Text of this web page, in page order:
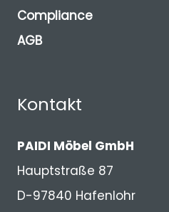
Compliance
AGB
Kontakt
PAIDI Möbel GmbH
Hauptstraße 87
D-97840 Hafenlohr